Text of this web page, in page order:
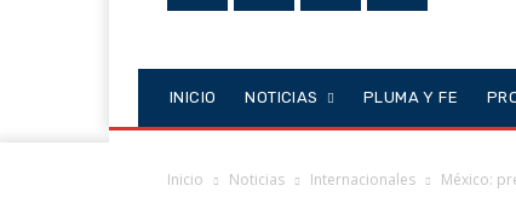
INICIO NOTICIAS PLUMA Y FE
Inicio Noticias Internacionales México: